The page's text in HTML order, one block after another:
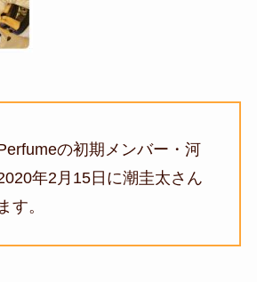
の初期メンバー・河
年2月15日に潮圭太さん
す。